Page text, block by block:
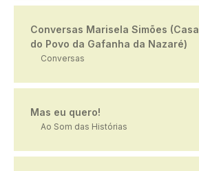
Conversas Marisela Simões (Casa
do Povo da Gafanha da Nazaré)
Conversas
Mas eu quero!
Ao Som das Histórias